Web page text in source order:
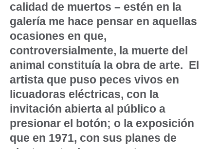
calidad de muertos – estén en la
galería me hace pensar en aquellas
ocasiones en que,
controversialmente, la muerte del
animal constituía la obra de arte. El
artista que puso peces vivos en
licuadoras eléctricas, con la
invitación abierta al público a
presionar el botón; o la exposición
que en 1971, con sus planes de